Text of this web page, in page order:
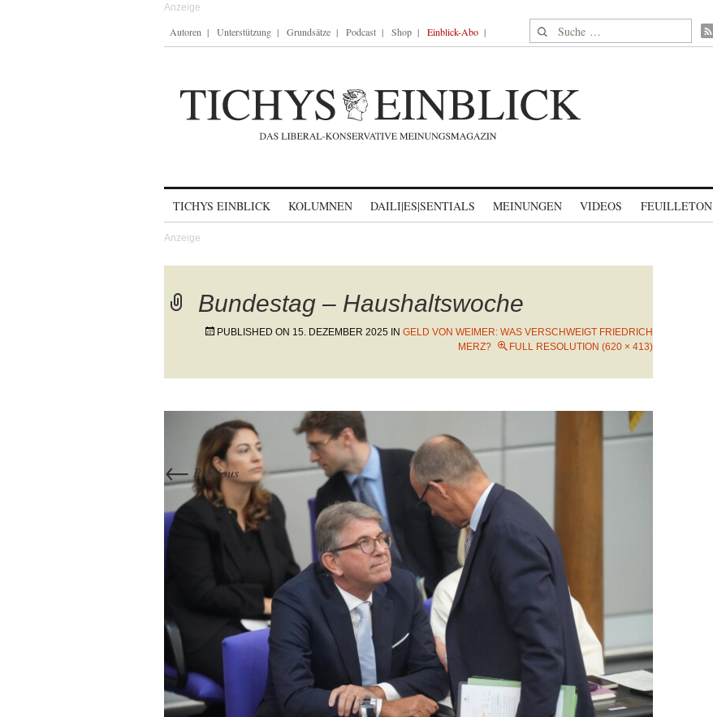
Autoren Unterstützung Grundsätze Podcast Shop Einblick-Abo Suche nach:
TICHYS EINBLICK KOLUMNEN DAILI|ES|SENTIALS MEINUNGEN VIDEOS FEUILLETON
Bundestag – Haushaltswoche
PUBLISHED ON 15. DEZEMBER 2025 IN GELD VON WEIMER: WAS VERSCHWEIGT FRIEDRICH
MERZ?
FULL RESOLUTION (620 × 413)
←Previous